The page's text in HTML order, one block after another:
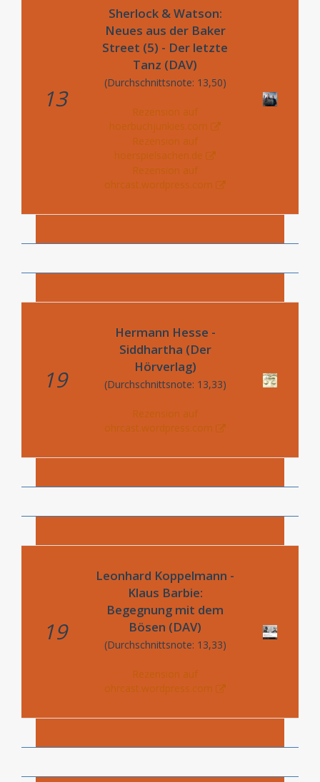
13
Sherlock & Watson:
Neues aus der Baker
Street (5) - Der letzte
Tanz (DAV)
(Durchschnittsnote: 13,50)
Rezension auf
hoerbuchjunkies.com
Rezension auf
hoerspielsachen.de
Rezension auf
ohrcast.wordpress.com
19
Hermann Hesse -
Siddhartha (Der
Hörverlag)
(Durchschnittsnote: 13,33)
Rezension auf
ohrcast.wordpress.com
19
Leonhard Koppelmann -
Klaus Barbie:
Begegnung mit dem
Bösen (DAV)
(Durchschnittsnote: 13,33)
Rezension auf
ohrcast.wordpress.com